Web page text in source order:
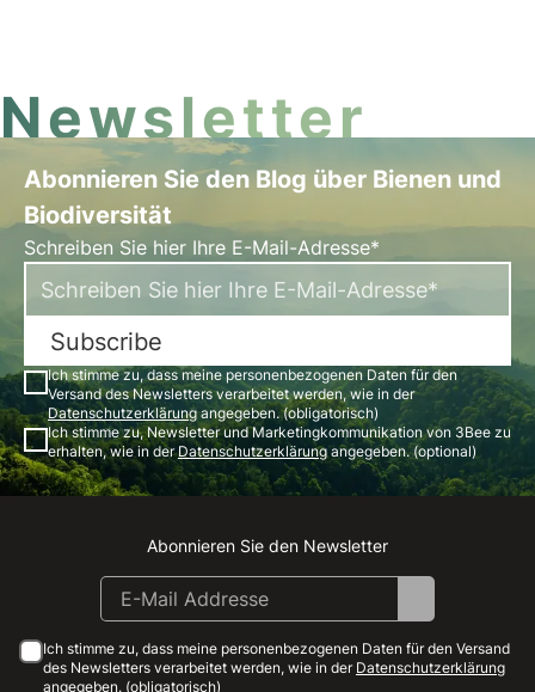
Newsletter
Abonnieren Sie den Blog über Bienen und
Biodiversität
Schreiben Sie hier Ihre E-Mail-Adresse*
Subscribe
Ich stimme zu, dass meine personenbezogenen Daten für den
Versand des Newsletters verarbeitet werden, wie in der
Datenschutzerklärungangegeben. (obligatorisch)
Ich stimme zu, Newsletter und Marketingkommunikation von 3Bee zu
erhalten, wie in derDatenschutzerklärungangegeben. (optional)
Instagram
Facebook
Linkedin
Youtube
Abonnieren Sie den Newsletter
Ich stimme zu, dass meine personenbezogenen Daten für den Versand
des Newsletters verarbeitet werden, wie in der Datenschutzerklärung
angegeben. (obligatorisch)